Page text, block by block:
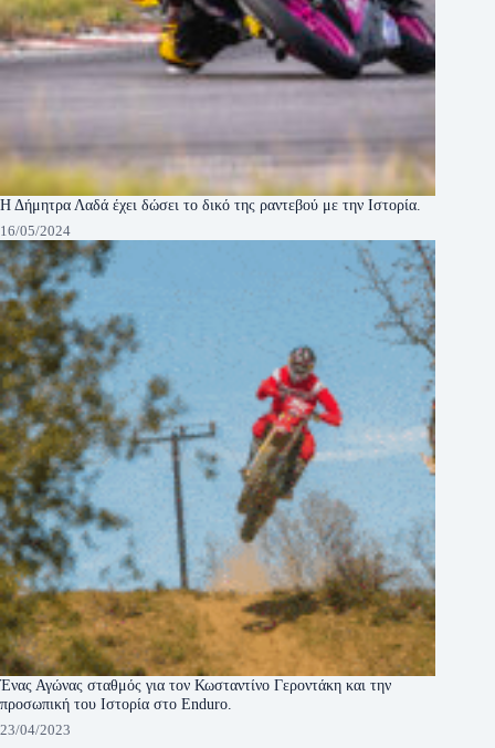
Η Δήμητρα Λαδά έχει δώσει το δικό της ραντεβού με την Ιστορία.
16/05/2024
Ένας Αγώνας σταθμός για τον Κωσταντίνο Γεροντάκη και την
προσωπική του Ιστορία στο Enduro.
23/04/2023